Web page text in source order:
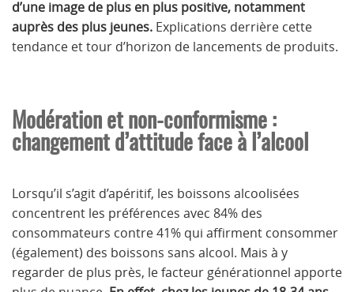
d’une image de plus en plus positive, notamment
auprès des plus jeunes. Explications derrière cette
tendance et tour d’horizon de lancements de produits.
Modération et non-conformisme :
changement d’attitude face à l’alcool
Lorsqu’il s’agit d’apéritif, les boissons alcoolisées
concentrent les préférences avec 84% des
consommateurs contre 41% qui affirment consommer
(également) des boissons sans alcool. Mais à y
regarder de plus près, le facteur générationnel apporte